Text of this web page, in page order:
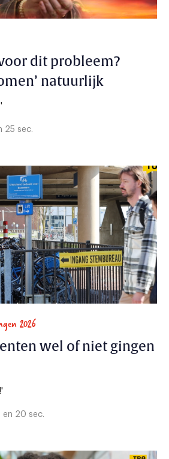
dit probleem?
natuurlijk
25 sec.
2026
wel of niet gingen
en 20 sec.